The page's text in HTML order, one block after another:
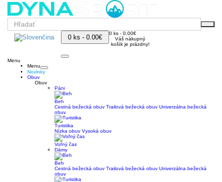
0 ks - 0.00€
0 ks - 0.00€
Váš nákupný
košík je prázdny!
Menu
Menu
Novinky
Obuv
Obuv
Páni
Beh
Cestná bežecká obuv Trailová bežecká obuv Univerzálna bežecká
obuv
Turistika
Nízka obuv Vysoká obuv
Voľný čas
Dámy
Beh
Cestná bežecká obuv Trailová bežecká obuv Univerzálna bežecká
obuv